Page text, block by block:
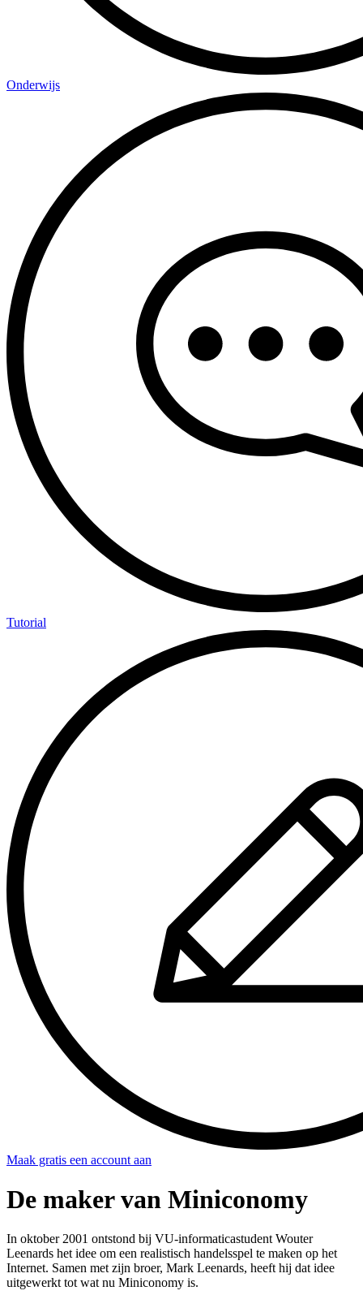
Onderwijs
Tutorial
Maak gratis een account aan
De maker van Miniconomy
In oktober 2001 ontstond bij VU-informaticastudentWouter
Leenards het idee om een realistisch handelsspel te maken op het
Internet. Samen met zijn broer, Mark Leenards, heeft hij dat idee
uitgewerkt tot wat nu Miniconomy is.